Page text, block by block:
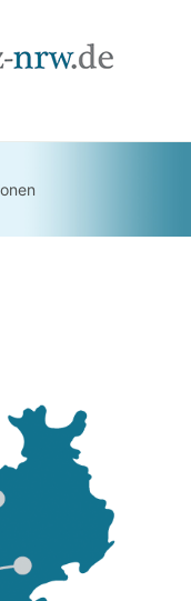
etz
NRW